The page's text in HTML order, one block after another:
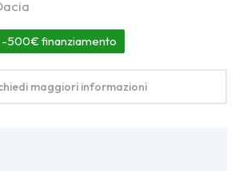
-500€ finanziamento
maggiori informazioni